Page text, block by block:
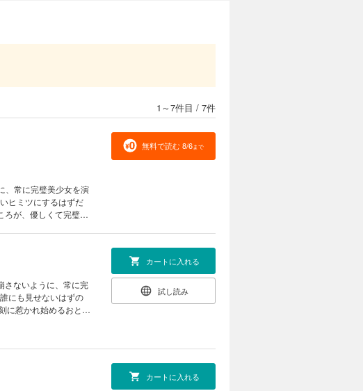
1～7件目 / 7件
、常に完璧美少女を演
ヒミツにするはずだ
ろが、優しくて完璧だ
無料で読む 8/6まで
にも見せないはずの
に惹かれ始めるおと
カートに入れる
試し読み
カートに入れる